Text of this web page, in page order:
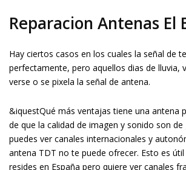
Reparacion Antenas El
Hay ciertos casos en los cuales la señal de
perfectamente, pero aquellos dias de lluvia,
verse o se pixela la señal de antena.
&iquestQué más ventajas tiene una antena
de que la calidad de imagen y sonido son de
puedes ver canales internacionales y
antena TDT no te puede ofrecer. Esto es
resides en España pero quiere ver canales